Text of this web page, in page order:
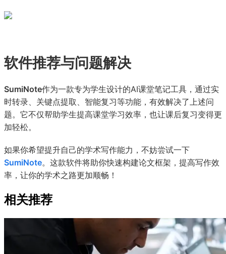
软件推荐与问题解决
SumiNote作为一款专为学生设计的AI课堂笔记工具，通过实
时转录、关键点提取、智能复习等功能，有效解决了上述问
题。它不仅帮助学生提高课堂学习效率，也让课后复习变得更
加轻松。
如果你希望提升自己的学术写作能力，不妨尝试一下
SumiNote。这款软件将助你快速构建论文框架，提高写作效
率，让你的学术之路更加顺畅！
相关推荐